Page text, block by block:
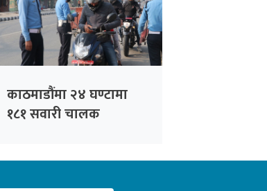
काठमाडौंमा २४ घण्टामा
१८१ सवारी चालक